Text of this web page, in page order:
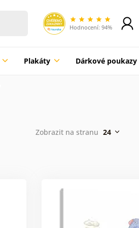
Hodnocení: 94%
Plakáty Dárkové poukazy
Zobrazit na stranu 24